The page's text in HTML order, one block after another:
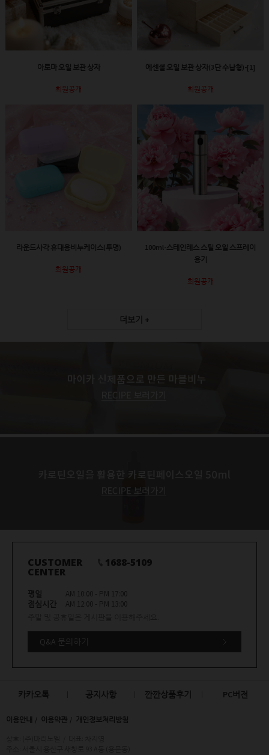
아로마 오일 보관 상자
회원공개
에센셜 오일 보관 상자(3단 수납형)-[1]
회원공개
라운드사각 휴대용비누케이스(투명)
회원공개
100ml-스테인레스 스틸 오일 스프레이
용기
회원공개
더보기 +
CUSTOMER
CENTER
1688-5109
평일
AM 10:00 - PM 17:00
점심시간
AM 12:00 - PM 13:00
Q&A 문의하기
카카오톡 공지사항 깐깐상품후기 PC버전
이용안내 이용약관 개인정보처리방침